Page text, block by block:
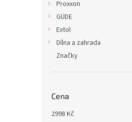
Proxxon
GÜDE
Extol
Dílna a zahrada
Značky
Cena
2998 Kč